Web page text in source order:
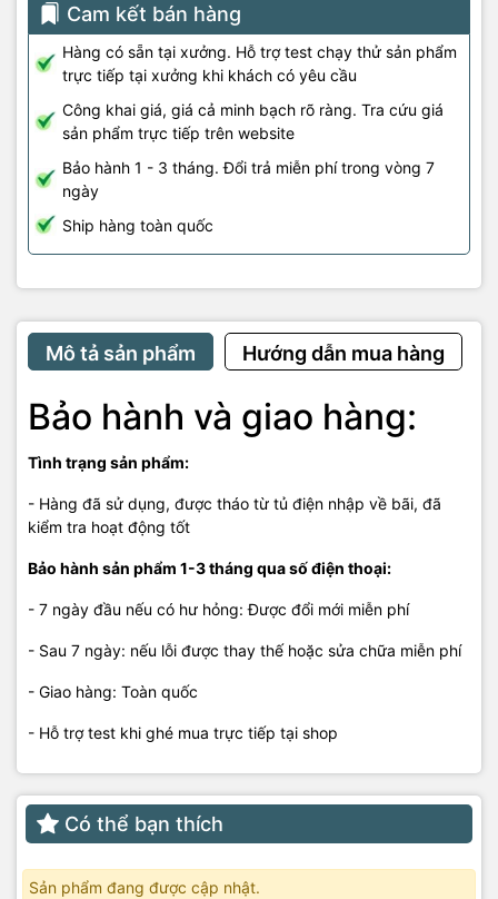
Cam kết bán hàng
Hàng có sẵn tại xưởng. Hỗ trợ test chạy thử sản phẩm
trực tiếp tại xưởng khi khách có yêu cầu
Công khai giá, giá cả minh bạch rõ ràng. Tra cứu giá
sản phẩm trực tiếp trên website
Bảo hành 1 - 3 tháng. Đổi trả miễn phí trong vòng 7
ngày
Ship hàng toàn quốc
Mô tả sản phẩm Hướng dẫn mua hàng
Bảo hành và giao hàng:
Tình trạng sản phẩm:
- Hàng đã sử dụng, được tháo từ tủ điện nhập về bãi, đã
kiểm tra hoạt động tốt
Bảo hành sản phẩm 1-3 tháng qua số điện thoại:
- 7 ngày đầu nếu có hư hỏng: Được đổi mới miễn phí
- Sau 7 ngày: nếu lỗi được thay thế hoặc sửa chữa miễn phí
- Giao hàng: Toàn quốc
- Hỗ trợ test khi ghé mua trực tiếp tại shop
Có thể bạn thích
Sản phẩm đang được cập nhật.